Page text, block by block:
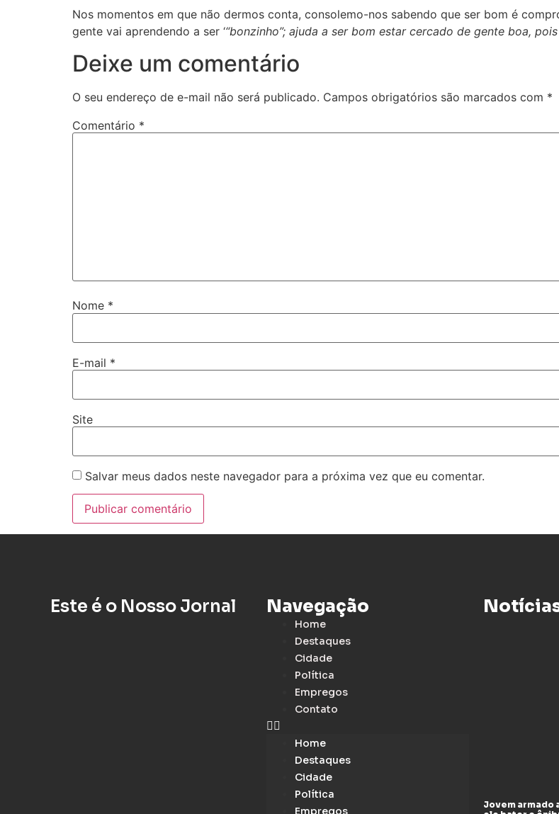
Nos momentos em que não dermos conta, consolemo-nos sabendo que ser bom é
gente vai aprendendo a ser ‘“bonzinho”; ajuda a ser bom estar cercado de gente boa,
Deixe um comentário
O seu endereço de e-mail não será publicado. Campos obrigatórios são marcados com *
Comentário *
Nome *
E-mail *
Site
Salvar meus dados neste navegador para a próxima vez que eu comentar.
Este é o Nosso Jornal Navegação
Home
Destaques
Cidade
Política
Empregos
Contato
Home
Destaques
Cidade
Política
Empregos
Jovem armado